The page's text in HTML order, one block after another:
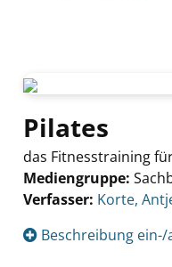
Pilates
das Fitnesstraining
Mediengruppe:
Verfasser: Suche
Korte,
Beschreibung